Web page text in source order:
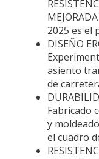
2025 es el
DISEÑO
asiento
de
Fabricado
y
el cuadro